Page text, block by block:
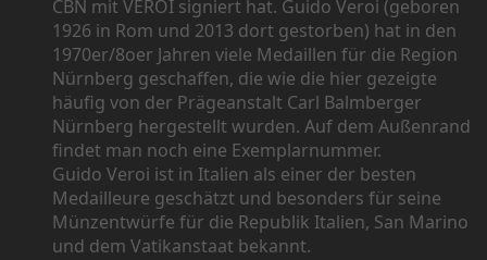
CBN mit VEROI signiert hat. Guido Veroi (geboren
1926 in Rom und 2013 dort gestorben) hat in den
1970er/8oer Jahren viele Medaillen für die Region
Nürnberg geschaffen, die wie die hier gezeigte
häufig von der Prägeanstalt Carl Balmberger
Nürnberg hergestellt wurden. Auf dem Außenrand
findet man noch eine Exemplarnummer.
Guido Veroi ist in Italien als einer der besten
Medailleure geschätzt und besonders für seine
Münzentwürfe für die Republik Italien, San Marino
und dem Vatikanstaat bekannt.